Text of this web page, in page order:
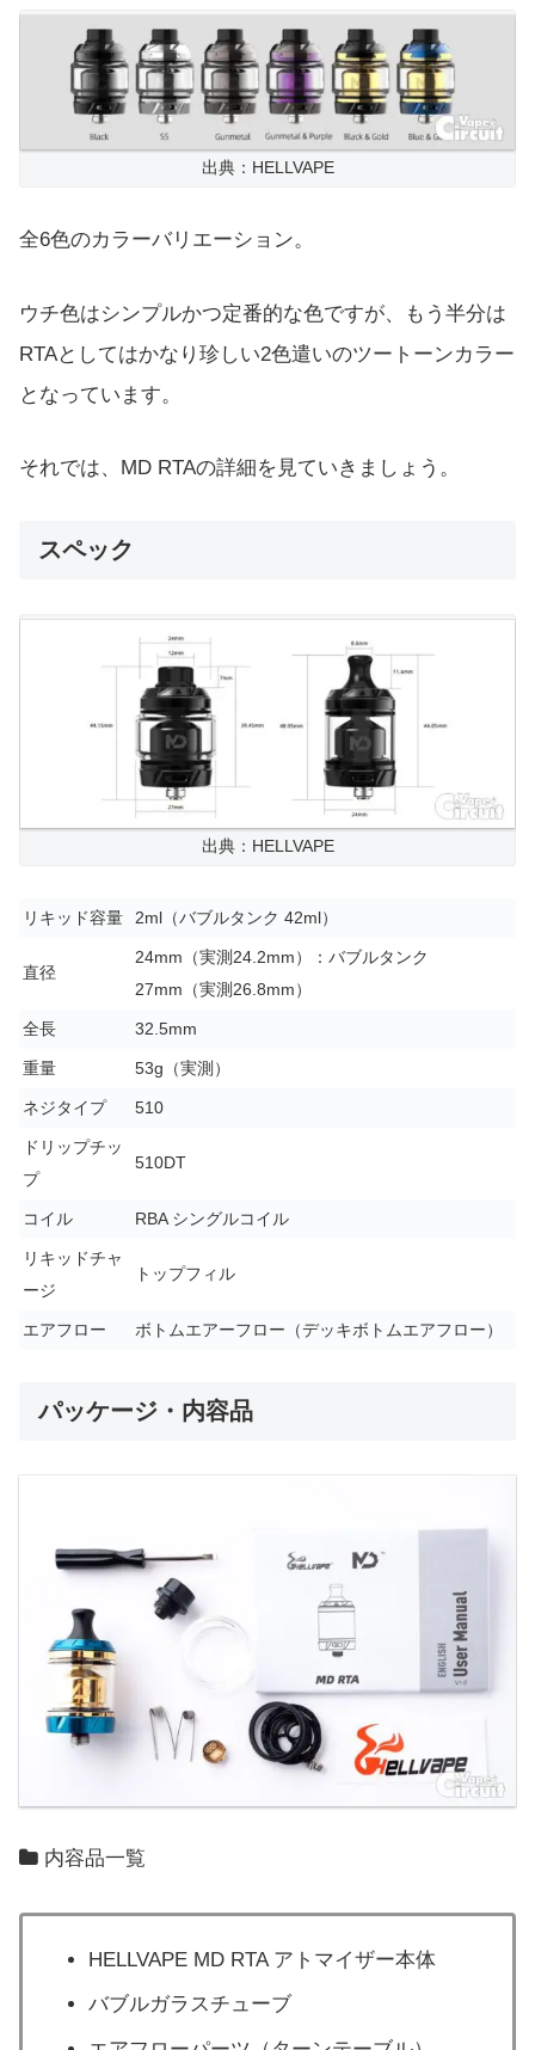
出典：HELLVAPE
全6色のカラーバリエーション。
ウチ色はシンプルかつ定番的な色ですが、もう半分は
RTAとしてはかなり珍しい2色遣いのツートーンカラー
となっています。
それでは、MD RTAの詳細を見ていきましょう。
スペック
出典：HELLVAPE
リキッド容量 2ml（バブルタンク 42ml）
直径
24mm（実測24.2mm）：バブルタンク
27mm（実測26.8mm）
全長 32.5mm
重量 53g（実測）
ネジタイプ 510
ドリップチッ
プ
510DT
コイル RBA シングルコイル
リキッドチャ
ージ
トップフィル
エアフロー ボトムエアーフロー（デッキボトムエアフロー）
パッケージ・内容品
内容品一覧
HELLVAPE MD RTA アトマイザー本体
バブルガラスチューブ